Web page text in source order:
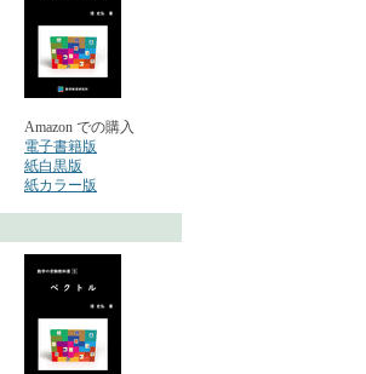
Amazon での購入
電子書籍版
紙白黒版
紙カラー版